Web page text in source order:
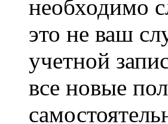
необходимо
это не ваш
учетной
все новые